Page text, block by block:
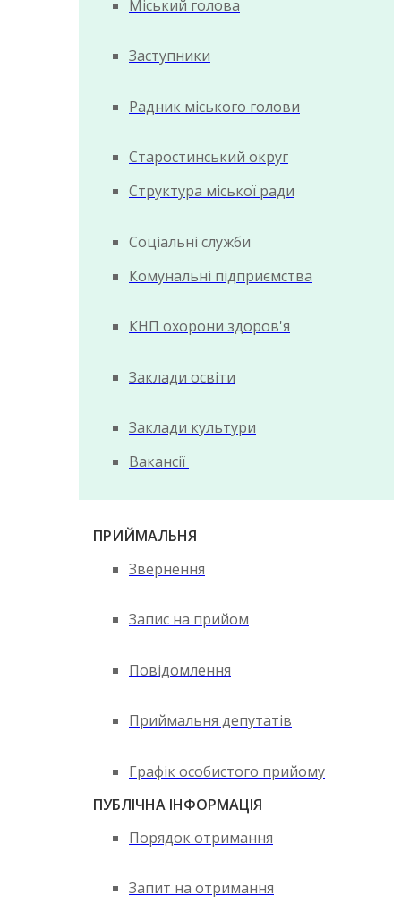
Міський голова
Заступники
Радник міського голови
Старостинський округ
Структура міської ради
Соціальні служби
Комунальні підприємства
КНП охорони здоров'я
Заклади освіти
Заклади культури
Вакансії
ПРИЙМАЛЬНЯ
Звернення
Запис на прийом
Повідомлення
Приймальня депутатів
Графік особистого прийому
ПУБЛІЧНА ІНФОРМАЦІЯ
Порядок отримання
Запит на отримання